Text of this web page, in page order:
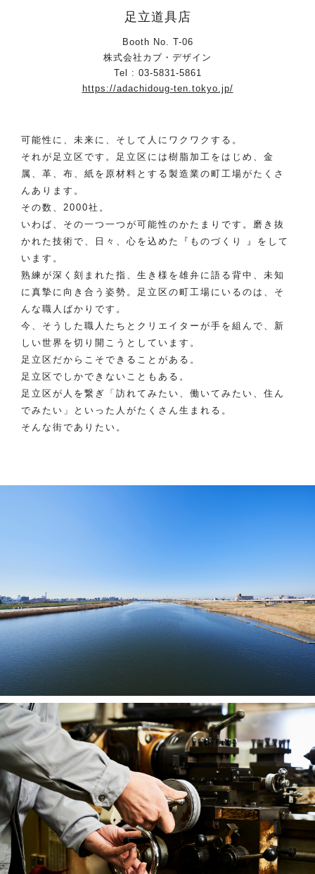
足立道具店
Booth No. T-06
株式会社カブ・デザイン
Tel : 03-5831-5861
https://adachidoug-ten.tokyo.jp/
可能性に、未来に、そして人にワクワクする。
それが足立区です。足立区には樹脂加工をはじめ、金
属、革、布、紙を原材料とする製造業の町工場がたくさ
んあります。
その数、2000社。
いわば、その一つ一つが可能性のかたまりです。磨き抜
かれた技術で、日々、心を込めた『ものづくり 』をして
います。
熟練が深く刻まれた指、生き様を雄弁に語る背中、未知
に真摯に向き合う姿勢。足立区の町工場にいるのは、そ
んな職人ばかりです。
今、そうした職人たちとクリエイターが手を組んで、新
しい世界を切り開こうとしています。
足立区だからこそできることがある。
足立区でしかできないこともある。
足立区が人を繋ぎ「訪れてみたい、働いてみたい、住ん
でみたい」といった人がたくさん生まれる。
そんな街でありたい。